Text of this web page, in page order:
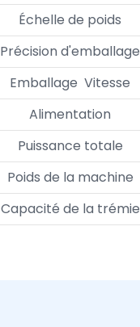
Échelle de poids
Précision d'emballage
Emballage Vitesse
Alimentation
Puissance totale
Poids de la machine
Capacité de la trémie